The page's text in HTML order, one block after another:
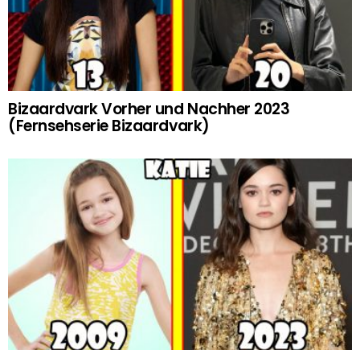
Bizaardvark Vorher und Nachher 2023
(Fernsehserie Bizaardvark)